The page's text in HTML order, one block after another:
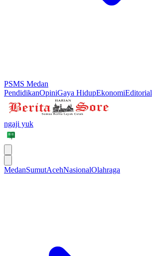
PSMS Medan
PendidikanOpiniGaya HidupEkonomiEditorial
ngaji yuk
MedanSumutAcehNasionalOlahraga